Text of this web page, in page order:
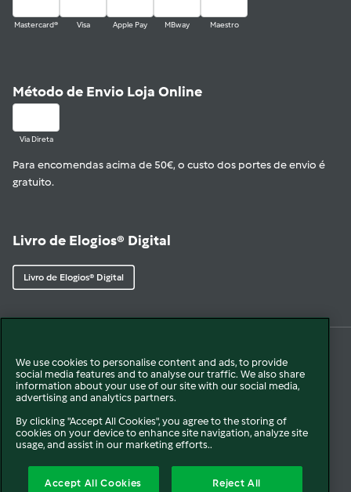
Mastercard® Visa Apple Pay MBway Maestro
Método de Envio Loja Online
Via Direta
Para encomendas acima de 50€, o custo dos portes de envio é
gratuito.
Livro de Elogios® Digital
Livro de Elogios® Digital
© 2026 VorwerkSobre nósPolítica de PrivacidadeCookies
Termos e CondiçõesFormulário de Livre Resolução
Resolução Alternativa de LitígiosIntermediação de Crédito
We use cookies to personalise content and ads, to provide
social media features and to analyse our traffic. We also share
information about your use of our site with our social media,
advertising and analytics partners.
By clicking "Accept All Cookies", you agree to the storing of
cookies on your device to enhance site navigation, analyze site
usage, and assist in our marketing efforts..
Accept All Cookies Reject All